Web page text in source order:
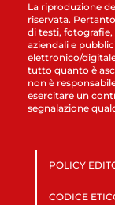
La riproduzione
riservata.
di testi,
aziendali e
elettronico/
tutto quanto è
non è
esercitare un
segnalazione
POLICY
CODICE